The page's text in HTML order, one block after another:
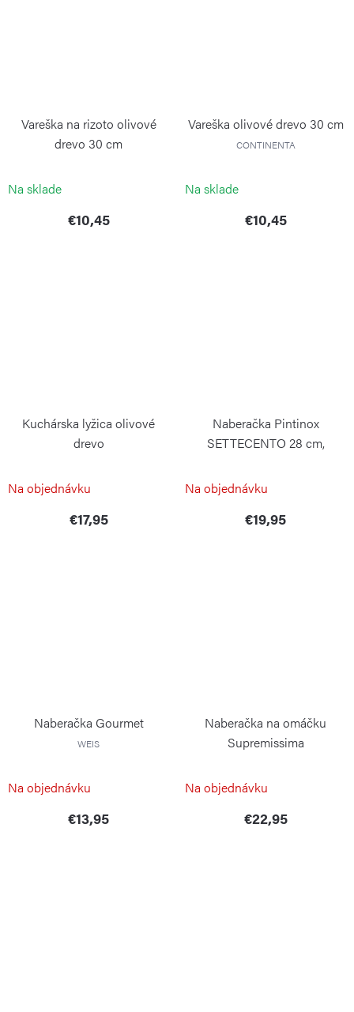
Vareška na rizoto olivové
drevo 30 cm
Na sklade
€10,45
Vareška olivové drevo 30 cm
CONTINENTA
Na sklade
€10,45
Kuchárska lyžica olivové
drevo
Na objednávku
€17,95
Naberačka Pintinox
SETTECENTO 28 cm,
PINTINOX
Na objednávku
€19,95
Naberačka Gourmet
WEIS
Na objednávku
€13,95
Naberačka na omáčku
Supremissima
Na objednávku
€22,95